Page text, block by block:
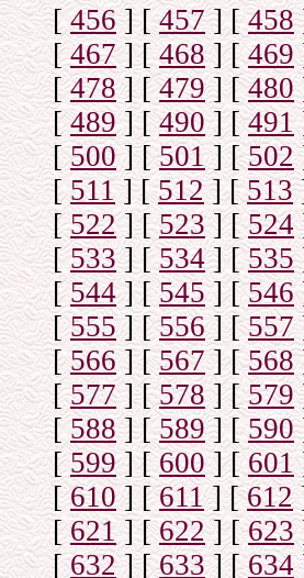
[ 456] [457] [458
[467] [468] [469
[478] [479] [480
[489] [490] [491
[500] [501] [502
[511] [512] [513
[522] [523] [524
[533] [534] [535
[544] [545] [546
[555] [556] [557
[566] [567] [568
[577] [578] [579
[588] [589] [590
[599] [600] [ 601
[610] [611] [612
[621] [622] [623
[632] [633] [634